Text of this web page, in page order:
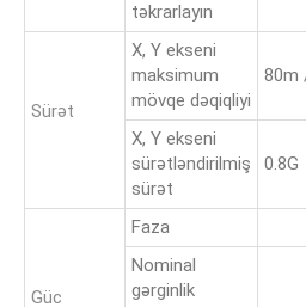
təkrarlayın
Sürət
X, Y ekseni
maksimum
mövqe dəqiqliyi
80m
X, Y ekseni
sürətləndirilmiş
sürət
0.8G
Güc
Faza
Nominal
gərginlik